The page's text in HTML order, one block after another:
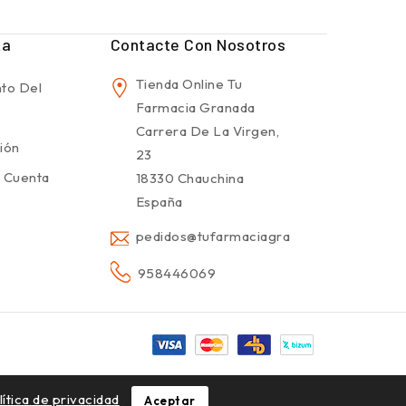
Del
Contacte Con Nosotros
Tienda Online Tu
Farmacia Granada
Carrera De La Virgen,
23
18330 Chauchina
España
pedidos@tufarmaciagranada.com
958446069
de privacidad Aceptar